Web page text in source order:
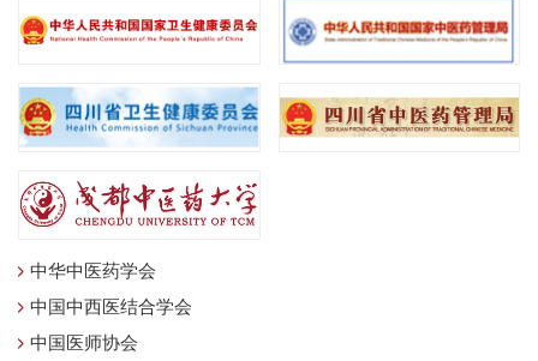
中华中医药学会
中国中西医结合学会
中国医师协会